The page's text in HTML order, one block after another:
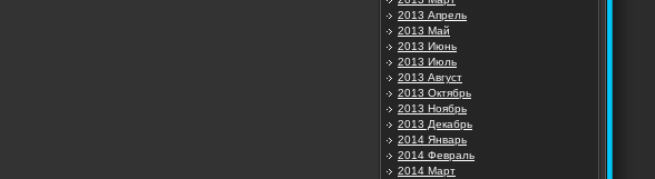
2013 Апрель
2013 Май
2013 Июнь
2013 Июль
2013 Август
2013 Октябрь
2013 Ноябрь
2013 Декабрь
2014 Январь
2014 Февраль
2014 Март